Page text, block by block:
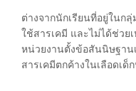
ต่างจากนักเรียนที่อยู่ในก
ใช้สารเคมี และไม่ได้ช่วย
หน่วยงานตั้งข้อสันนิษฐาน
สารเคมีตกค้างในเลือดเด็